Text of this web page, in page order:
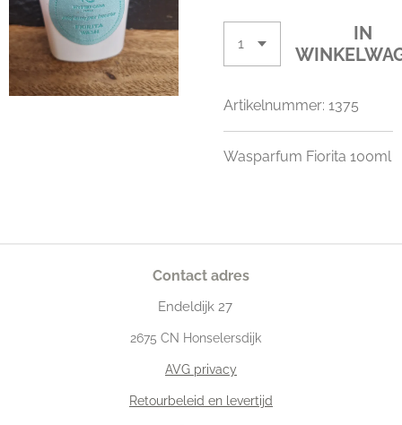
IN
Artikelnummer: 1375
Wasparfum Fiorita 100ml
Contact adres
Endeldijk 27
2675 CN Honselersdijk
AVG privacy
Retourbeleid en levertijd